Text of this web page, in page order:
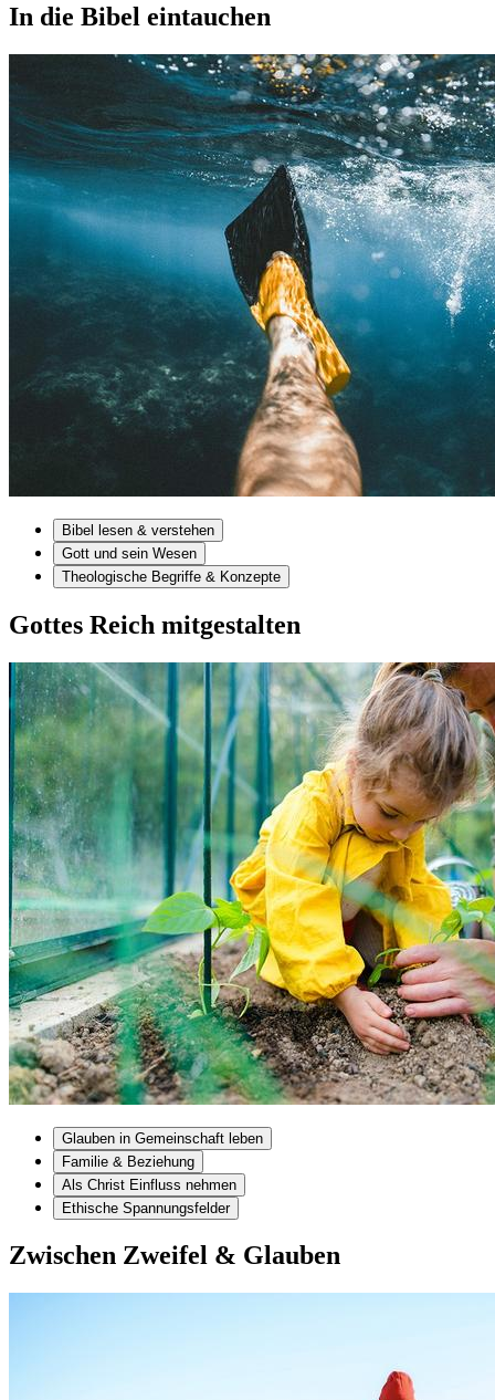
In die Bibel eintauchen
Bibel lesen & verstehen
Gott und sein Wesen
Theologische Begriffe & Konzepte
Gottes Reich mitgestalten
Glauben in Gemeinschaft leben
Familie & Beziehung
Als Christ Einfluss nehmen
Ethische Spannungsfelder
Zwischen Zweifel & Glauben